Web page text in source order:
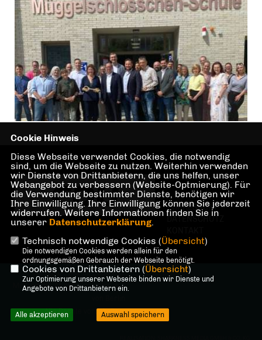
IMPRESSUM
DATENSCHUTZ
@2026 Dr. Martin Sattelkau,
Mitglied des Abgeordnetenhauses
Alle Rechte vorbehalten.
Cookie Hinweis
Diese Webseite verwendet Cookies, die notwendig
sind, um die Webseite zu nutzen. Weiterhin verwenden
wir Dienste von Drittanbietern, die uns helfen, unser
Webangebot zu verbessern (Website-Optmierung). Für
die Verwendung bestimmter Dienste, benötigen wir
Ihre Einwilligung. Ihre Einwilligung können Sie jederzeit
widerrufen. Weitere Informationen finden Sie in
unserer Datenschutzerklärung.
Technisch notwendige Cookies (Übersicht)
Die notwendigen Cookies werden allein für den
ordnungsgemäßen Gebrauch der Webseite benötigt.
Cookies von Drittanbietern (Übersicht)
Zur Optimierung unserer Webseite binden wir Dienste und
Angebote von Drittanbietern ein.
Alle akzeptieren Auswahl speichern